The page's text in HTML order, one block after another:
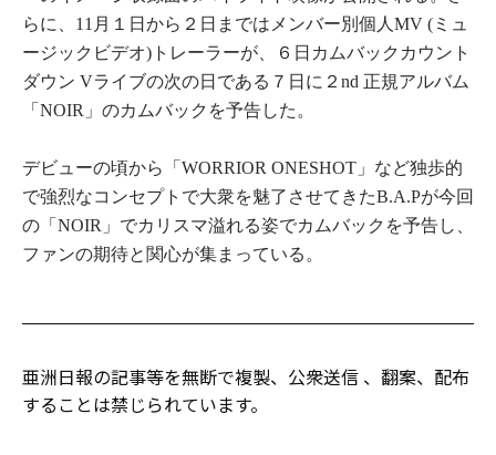
らに、11月１日から２日まではメンバー別個人MV (ミュ
ージックビデオ)トレーラーが、６日カムバックカウント
ダウン Vライブの次の日である７日に２nd 正規アルバム
「NOIR」のカムバックを予告した。
デビューの頃から「WORRIOR ONESHOT」など独歩的
で強烈なコンセプトで大衆を魅了させてきたB.A.Pが今回
の「NOIR」でカリスマ溢れる姿でカムバックを予告し、
ファンの期待と関心が集まっている。
亜洲日報の記事等を無断で複製、公衆送信 、翻案、配布
することは禁じられています。